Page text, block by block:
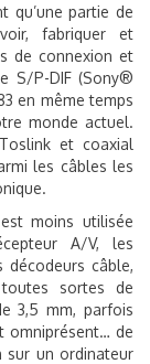
qu’une partie de
fabriquer et
de connexion et
S/P-DIF (Sony®
en même temps
monde actuel.
et coaxial
les câbles les
moins utilisée
A/V, les
câble,
toutes sortes de
3,5 mm, parfois
omniprésent… de
sur un ordinateur